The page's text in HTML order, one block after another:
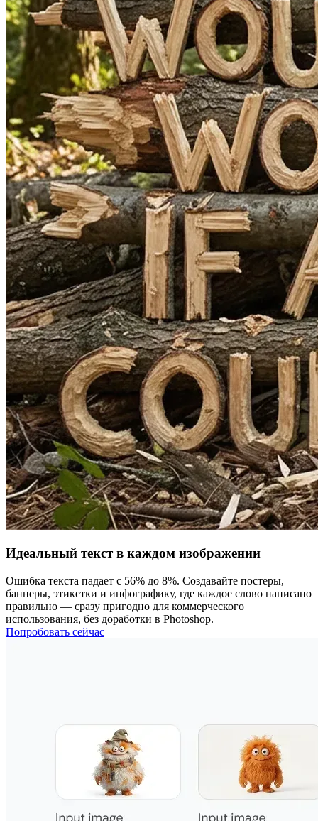
Идеальный текст в каждом изображении
Ошибка текста падает с 56% до 8%. Создавайте постеры,
баннеры, этикетки и инфографику, где каждое слово написано
правильно — сразу пригодно для коммерческого
использования, без доработки в Photoshop.
Попробовать сейчас